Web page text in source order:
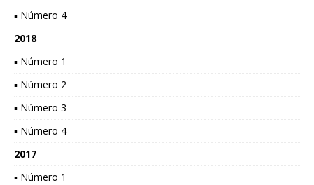
▪ Número 4
2018
▪ Número 1
▪ Número 2
▪ Número 3
▪ Número 4
2017
▪ Número 1